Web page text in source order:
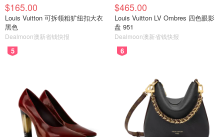
$165.00
Louis Vuitton 可拆领粗犷纽扣大衣
黑色
Dealmoon澳新省钱快报
$465.00
Louis Vuitton LV Ombres 四色眼影
盘 951
Dealmoon澳新省钱快报
5 6